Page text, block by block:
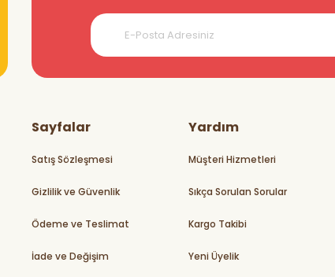
Sayfalar
Satış Sözleşmesi
Gizlilik ve Güvenlik
Ödeme ve Teslimat
İade ve Değişim
Yardım
Müşteri Hizmetleri
Sıkça Sorulan Sorular
Kargo Takibi
Yeni Üyelik